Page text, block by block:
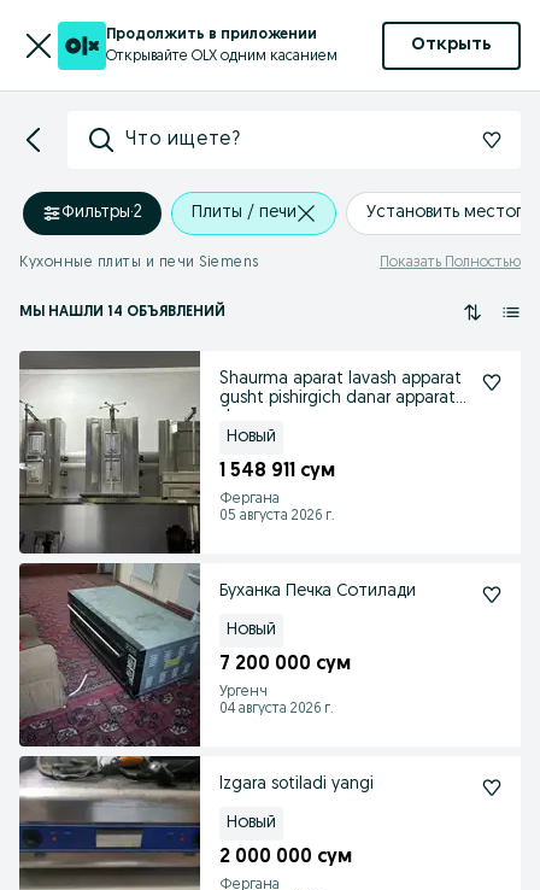
Продолжить в приложении
Открывайте OLX одним касанием
Открыть
Что ищете?
Фильтры·2 Плиты / печи Установить
Кухонные плиты и печи Siemens Показать Полностью
МЫ НАШЛИ 14 ОБЪЯВЛЕНИЙ
Shaurma aparat lavash apparat
gusht pishirgich danar apparat
Новый
1 548 911 сум
Фергана
05 августа 2026 г.
Буханка Печка Сотилади
Новый
7 200 000 сум
Ургенч
04 августа 2026 г.
Izgara sotiladi yangi
Новый
2 000 000 сум
Фергана